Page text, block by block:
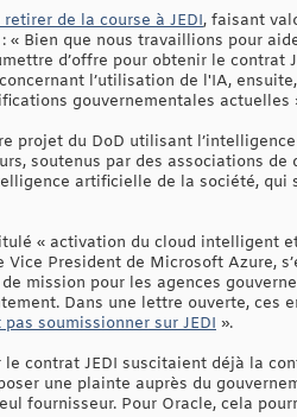
de la course à JEDI, faisant
« Bien que nous travaillions pour
d’offre pour obtenir le contrat
l’utilisation de l'IA,
gouvernementales actuelles
projet du DoD utilisant
soutenus par des associations de
artificielle de la société, qui
« activation du cloud intelligent
President de Microsoft Azure,
mission pour les agences
Dans une lettre ouverte, ces
soumissionner sur JEDI ».
le contrat JEDI suscitaient déjà la
une plainte auprès du
fournisseur. Pour Oracle, cela